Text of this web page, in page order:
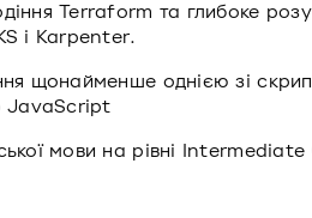
Terraform та глибоке
і Karpenter.
щонайменше однією зі
JavaScript
мови на рівні Intermediate